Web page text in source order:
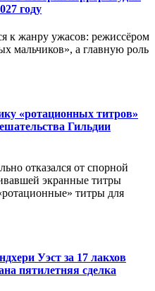
году
мальчиков», а главную роль
«ротационных титров»
Гильдии
экранные титры
титры для
Уэст за 17 лакхов
пятилетняя сделка